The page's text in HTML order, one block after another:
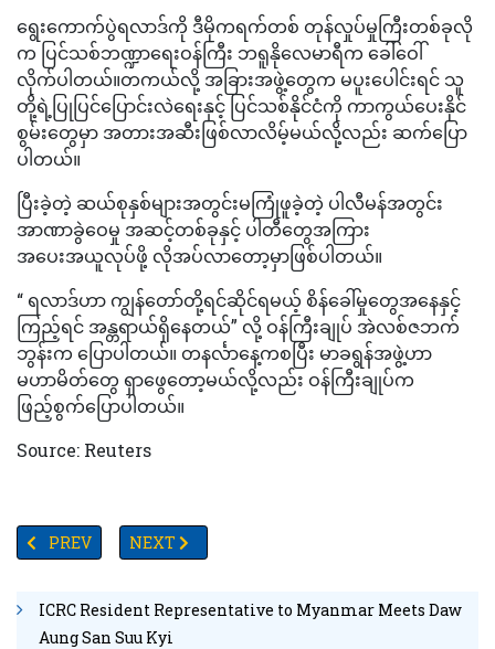
ရွေးကောက်ပွဲရလာဒ်ကို ဒီမိုကရက်တစ် တုန်လှုပ်မှုကြီးတစ်ခုလို
က ပြင်သစ်ဘဏ္ဍာရေးဝန်ကြီး ဘရူနိုလေမာရီက ခေါ်ဝေါ်
လိုက်ပါတယ်။တကယ်လို့ အခြားအဖွဲ့တွေက မပူးပေါင်းရင် သူ
တို့ရဲ့ပြုပြင်ပြောင်းလဲရေးနှင့် ပြင်သစ်နိုင်ငံကို ကာကွယ်ပေးနိုင်
စွမ်းတွေမှာ အတားအဆီးဖြစ်လာလိမ့်မယ်လို့လည်း ဆက်ပြော
ပါတယ်။
ပြီးခဲ့တဲ့ ဆယ်စုနှစ်များအတွင်းမကြုံဖူခဲ့တဲ့ ပါလီမန်အတွင်း
အာဏာခွဲဝေမှု အဆင့်တစ်ခုနှင့် ပါတီတွေအကြား
အပေးအယူလုပ်ဖို့ လိုအပ်လာတော့မှာဖြစ်ပါတယ်။
“ ရလာဒ်ဟာ ကျွန်တော်တို့ရင်ဆိုင်ရမယ့် စိန်ခေါ်မှုတွေအနေနှင့်
ကြည့်ရင် အန္တရာယ်ရှိနေတယ်” လို့ ဝန်ကြီးချုပ် အဲလစ်ဇဘက်
ဘွန်းက ပြောပါတယ်။ တနင်္လာနေ့ကစပြီး မာခရွန်အဖွဲ့ဟာ
မဟာမိတ်တွေ ရှာဖွေတော့မယ်လို့လည်း ဝန်ကြီးချုပ်က
ဖြည့်စွက်ပြောပါတယ်။
Source: Reuters
PREVIOUS ARTICLE: နျူကလီးယားစွမ်းအင်အသုံးပြုရေး၊ ရေနံနှင့်ရ
PREV NEXT ARTICLE: ဘိုင်ဒင်အနိုင်ရခဲ့သည့် ရွေးကောက်
NEXT
ICRC Resident Representative to Myanmar Meets Daw
Aung San Suu Kyi